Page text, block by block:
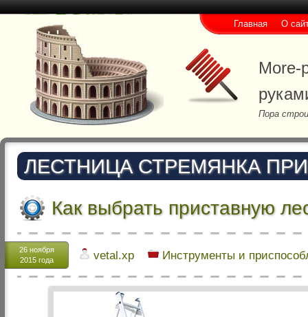
More-
Пора
Главная О
ЛЕСТНИЦА СТРЕМЯНКА
Как выбрать приставную
26 ноября
2015 года
vetal.xp Инструменты и